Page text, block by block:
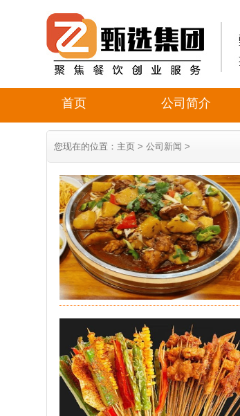
首页 公司简介
您现在的位置： 主页 > 公司新闻 >